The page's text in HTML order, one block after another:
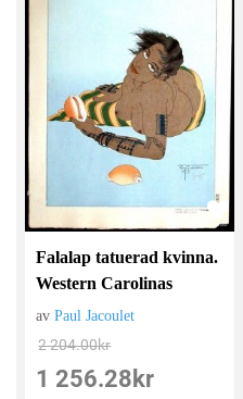
Falalap tatuerad kvinna.
Western Carolinas
avPaul Jacoulet
2 204.00kr
1 256.28 kr